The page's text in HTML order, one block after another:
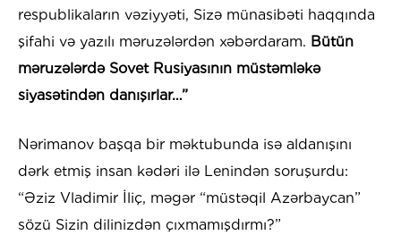
respublikaların vəziyyəti, Sizə münasibəti haqqında
şifahi və yazılı məruzələrdən xəbərdaram. Bütün
məruzələrdə Sovet Rusiyasının müstəmləkə
siyasətindən danışırlar…”
Nərimanov başqa bir məktubunda isə aldanışını
dərk etmiş insan kədəri ilə Lenindən soruşurdu:
“Əziz Vladimir İliç, məgər “müstəqil Azərbaycan”
sözü Sizin dilinizdən çıxmamışdırmı?”